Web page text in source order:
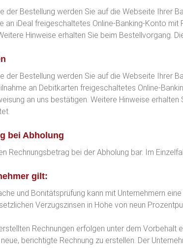
der Bestellung werden Sie auf die Webseite Ihrer
an iDeal freigeschaltetes Online-Banking-Konto
Hinweise erhalten Sie beim Bestellvorgang.
der Bestellung werden Sie auf die Webseite Ihrer
an Debitkarten freigeschaltetes Online-
an uns bestätigen. Weitere Hinweise
bei Abholung
Rechnungsbetrag bei der Abholung bar. Im
gilt:
und Bonitätsprüfung kann mit Unternehmern
Verzugszinsen in Höhe von neun
Rechnungen erfolgen unter dem
berichtigte Rechnung zu erstellen. Der